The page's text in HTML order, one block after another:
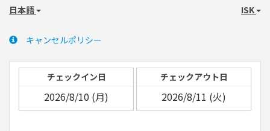
日本語 ISK
キャンセルポリシー
チェックイン日 チェックアウト日